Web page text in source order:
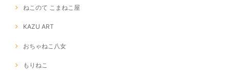
ねこのて こまねこ屋
KAZU ART
おちゃねこ八女
もりねこ